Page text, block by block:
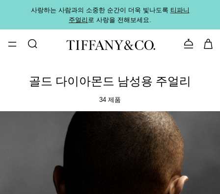
사랑하는 사람과의 소중한 순간이 더욱 빛나도록 티파니
주얼리로 사랑을 전해보세요.
문의하기
골드 다이아몬드 남성용 주얼리
34 제품